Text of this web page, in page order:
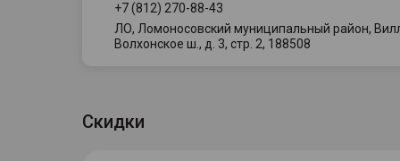
+7 (812) 270-88-43
ЛО, Ломоносовский муниципальный район,
Волхонское ш., д. 3, стр. 2, 188508
Скидки